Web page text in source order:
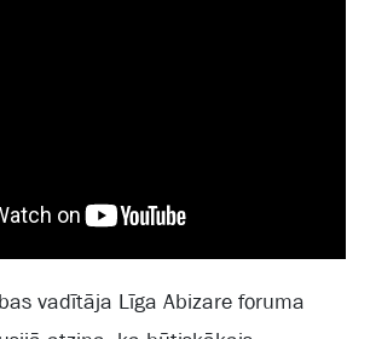
vadītāja Līga Abizare foruma